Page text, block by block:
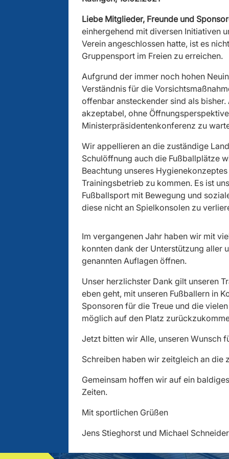
Liebe Mitglieder, Freunde und
einhergehend mit diversen Initiativen
Verein angeschlossen hatte, ist es
Gruppensport im Freien zu erreichen.
Aufgrund der immer noch hohen
Verständnis für die
offenbar ansteckender sind als
akzeptabel, ohne
Ministerpräsidentenkonferenz zu
Wir appellieren an die zuständige
Schulöffnung auch die Fußballplätze
Beachtung unseres
Trainingsbetrieb zu kommen. Es ist
Fußballsport mit Bewegung und
diese nicht an Spielkonsolen zu
Im vergangenen Jahr haben wir mit
konnten dank der Unterstützung aller
genannten Auflagen öffnen.
Unser herzlichster Dank gilt unseren
eben geht, mit unseren Fußballern in
Sponsoren für die Treue und die
möglich auf den Platz
Jetzt bitten wir Alle, unseren Wunsch
Schreiben haben wir zeitgleich an die
Gemeinsam hoffen wir auf ein
Zeiten.
Mit sportlichen Grüßen
Jens Stieghorst und Michael Schneider